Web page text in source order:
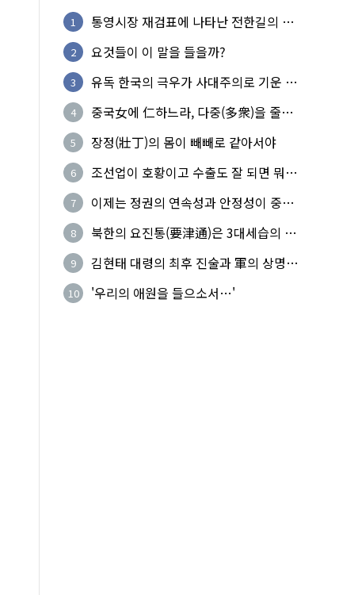
1
통영시장 재검표에 나타난 전한길의 무
2 요것들이 이 말을 들을까?
3
유독 한국의 극우가 사대주의로 기운 이
4
중국女에 仁하느라, 다중(多衆)을 줄세
5 장정(壯丁)의 몸이 빼빼로 같아서야
6
조선업이 호황이고 수출도 잘 되면 뭐하
7
이제는 정권의 연속성과 안정성이 중요
8
북한의 요진통(要津通)은 3대세습의 사
9
김현태 대령의 최후 진술과 軍의 상명하
10 '우리의 애원을 들으소서…'